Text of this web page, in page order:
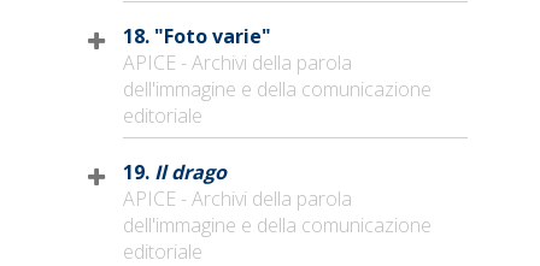
18. "Foto varie"
APICE - Archivi della parola
dell'immagine e della comunicazione
editoriale
19. Il drago
APICE - Archivi della parola
dell'immagine e della comunicazione
editoriale